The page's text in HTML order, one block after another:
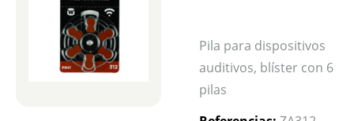
Pila para dispositivos
auditivos, blíster con 6
pilas